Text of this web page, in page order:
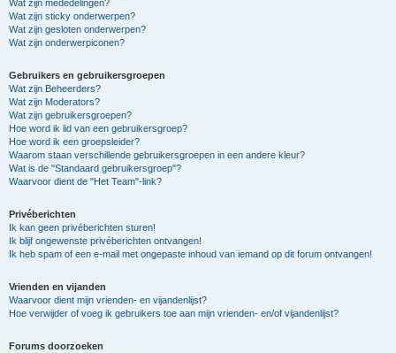
Wat zijn mededelingen?
Wat zijn sticky onderwerpen?
Wat zijn gesloten onderwerpen?
Wat zijn onderwerpiconen?
Gebruikers en gebruikersgroepen
Wat zijn Beheerders?
Wat zijn Moderators?
Wat zijn gebruikersgroepen?
Hoe word ik lid van een gebruikersgroep?
Hoe word ik een groepsleider?
Waarom staan verschillende gebruikersgroepen in een andere kleur?
Wat is de "Standaard gebruikersgroep"?
Waarvoor dient de "Het Team"-link?
Privéberichten
Ik kan geen privéberichten sturen!
Ik blijf ongewenste privéberichten ontvangen!
Ik heb spam of een e-mail met ongepaste inhoud van iemand op dit forum ontvangen!
Vrienden en vijanden
Waarvoor dient mijn vrienden- en vijandenlijst?
Hoe verwijder of voeg ik gebruikers toe aan mijn vrienden- en/of vijandenlijst?
Forums doorzoeken